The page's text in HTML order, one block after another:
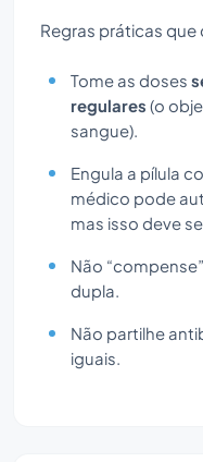
Regras práticas
Tome as doses
regulares (o
sangue).
Engula a pílula
médico pode
mas isso deve
Não
dupla.
Não partilhe
iguais.